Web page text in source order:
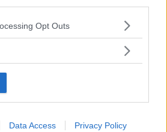
app uses one or more Google
or usage behaviour. You may click to
specified purposes in below Google
Opt Outs
Data Access Privacy Policy
hoppas att det klassiska
köpskäl nog.
generationen började byggas
rullade av bandet 2000.